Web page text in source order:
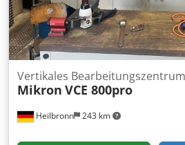
Heilbronn 243 km
Vertikales Bearbeitungszentrum
Mikron VCE 800pro